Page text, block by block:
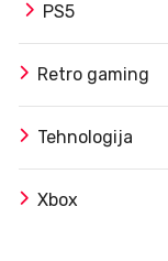
PS5
Retro gaming
Tehnologija
Xbox